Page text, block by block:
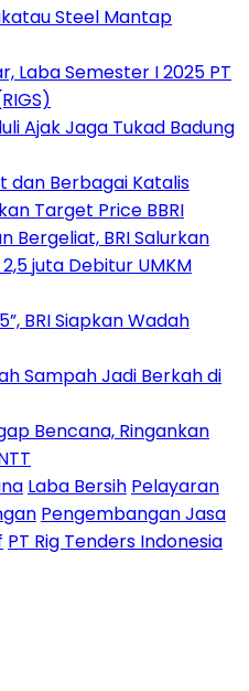
Steel Mantap
Laba Semester I 2025 PT
Ajak Jaga Tukad Badung
dan Berbagai Katalis
Target Price BBRI
Bergeliat, BRI Salurkan
2,5 juta Debitur UMKM
BRI Siapkan Wadah
Sampah Jadi Berkah di
Bencana, Ringankan
Laba Bersih Pelayaran
Pengembangan Jasa
PT Rig Tenders Indonesia